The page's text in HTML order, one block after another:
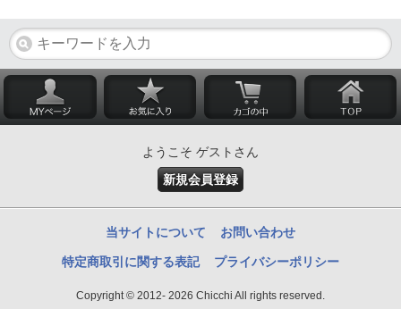
ようこそ ゲストさん
新規会員登録
当サイトについて お問い合わせ
特定商取引に関する表記 プライバシーポリシー
Copyright © 2012- 2026 Chicchi All rights reserved.